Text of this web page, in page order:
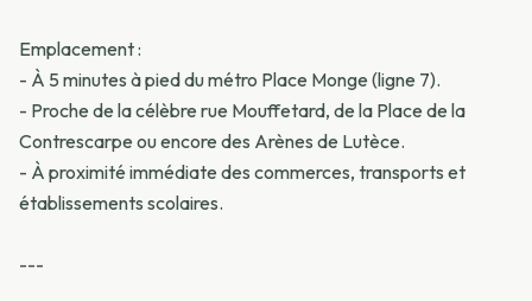
Emplacement :
- À 5 minutes à pied du métro Place Monge (ligne 7).
- Proche de la célèbre rue Mouffetard, de la Place de la
Contrescarpe ou encore des Arènes de Lutèce.
- À proximité immédiate des commerces, transports et
établissements scolaires.
---